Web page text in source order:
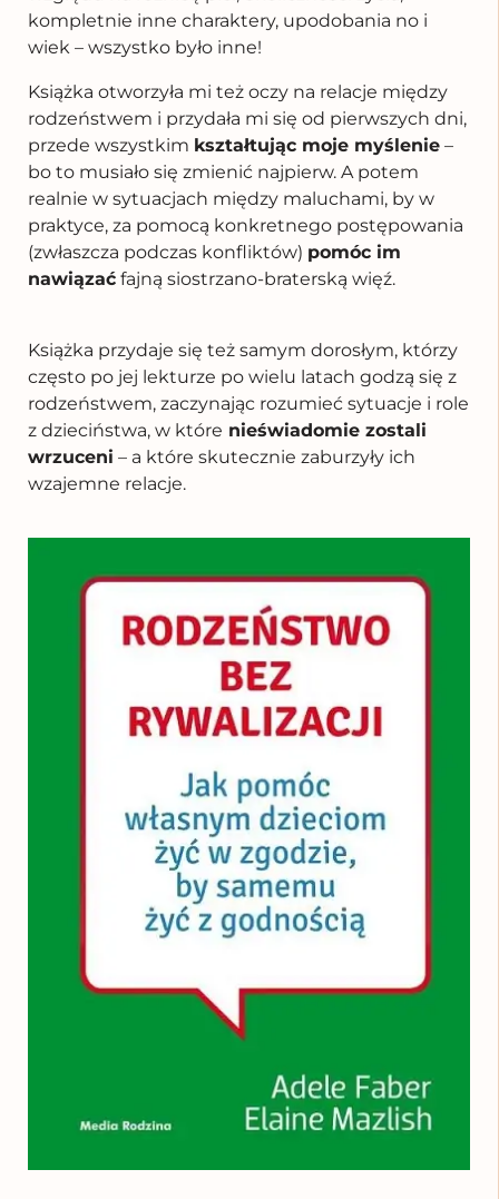
kompletnie inne charaktery, upodobania no i
wiek – wszystko było inne!
Książka otworzyła mi też oczy na relacje między
rodzeństwem i przydała mi się od pierwszych dni,
przede wszystkim kształtując moje myślenie –
bo to musiało się zmienić najpierw. A potem
realnie w sytuacjach między maluchami, by w
praktyce, za pomocą konkretnego postępowania
(zwłaszcza podczas konfliktów) pomóc im
nawiązać fajną siostrzano-braterską więź.
Książka przydaje się też samym dorosłym, którzy
często po jej lekturze po wielu latach godzą się z
rodzeństwem, zaczynając rozumieć sytuacje i role
z dzieciństwa, w które nieświadomie zostali
wrzuceni – a które skutecznie zaburzyły ich
wzajemne relacje.